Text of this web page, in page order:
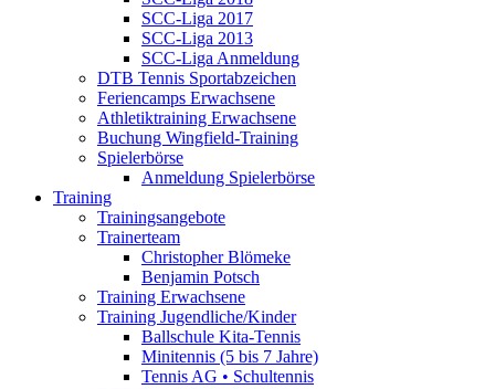
SCC-Liga 2017
SCC-Liga 2013
SCC-Liga Anmeldung
DTB Tennis Sportabzeichen
Feriencamps Erwachsene
Athletiktraining Erwachsene
Buchung Wingfield-Training
Spielerbörse
Anmeldung Spielerbörse
Training
Trainingsangebote
Trainerteam
Christopher Blömeke
Benjamin Potsch
Training Erwachsene
Training Jugendliche/Kinder
Ballschule Kita-Tennis
Minitennis (5 bis 7 Jahre)
Tennis AG • Schultennis